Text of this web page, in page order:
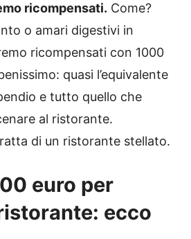
ricompensati. Come?
o amari digestivi in
ricompensati con 1000
quasi l’equivalente
e tutto quello che
al ristorante.
di un ristorante stellato.
euro per
ecco